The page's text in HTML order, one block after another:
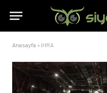
Anasayfa » IHRA